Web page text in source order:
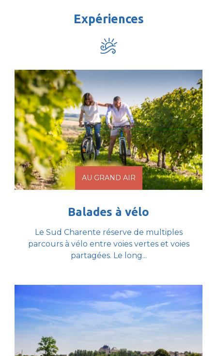
Expériences
AU GRAND AIR
Balades à vélo
Le Sud Charente réserve de multiples
parcours à vélo entre voies vertes et voies
partagées. Le long...